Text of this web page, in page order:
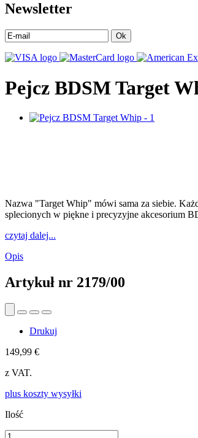
Newsletter
Ok
Pejcz BDSM Target
Nazwa "Target Whip" mówi sama za siebie.
splecionych w piękne i precyzyjne akcesorium
czytaj dalej...
Opis
Artykuł nr 2179/00
Drukuj
149,99 €
z VAT.
plus koszty wysyłki
Ilość